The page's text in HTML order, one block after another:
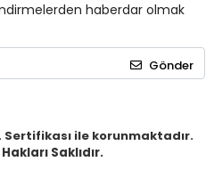
haberdar olmak
Gönder
ile korunmaktadır.
Saklıdır.